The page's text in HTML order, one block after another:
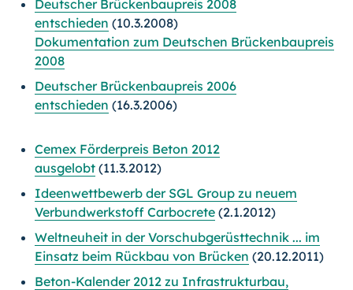
Deutscher Brückenbaupreis 2008
entschieden (10.3.2008)
Dokumentation zum Deutschen Brückenbaupreis
2008
Deutscher Brückenbaupreis 2006
entschieden (16.3.2006)
Cemex Förderpreis Beton 2012
ausgelobt (11.3.2012)
Ideenwettbewerb der SGL Group zu neuem
Verbundwerkstoff Carbocrete (2.1.2012)
Weltneuheit in der Vorschubgerüsttechnik ... im
Einsatz beim Rückbau von Brücken (20.12.2011)
Beton-Kalender 2012 zu Infrastrukturbau,